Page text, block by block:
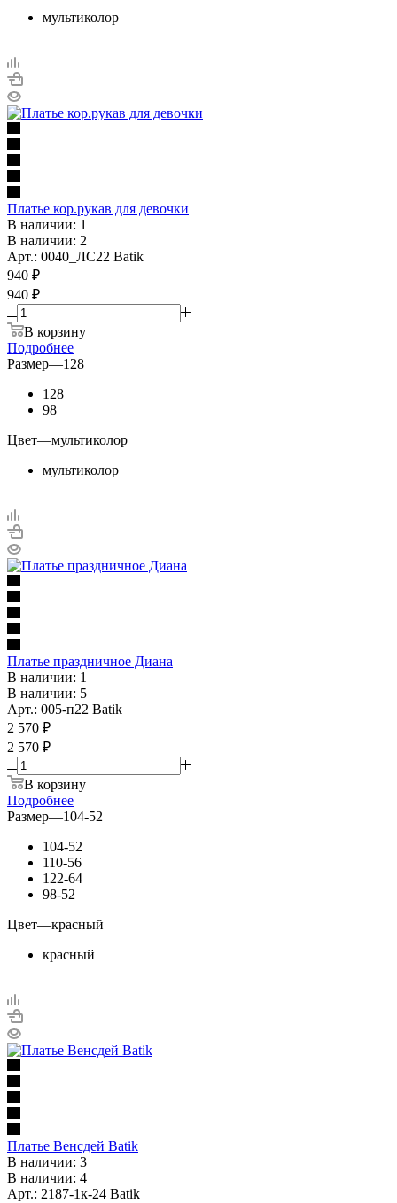
мультиколор
Платье кор.рукав для девочки
В наличии: 1
В наличии: 2
Арт.: 0040_ЛС22 Batik
940 ₽
940 ₽
В корзину
Подробнее
Размер—128
128
98
Цвет—мультиколор
мультиколор
Платье праздничное Диана
В наличии: 1
В наличии: 5
Арт.: 005-п22 Batik
2 570 ₽
2 570 ₽
В корзину
Подробнее
Размер—104-52
104-52
110-56
122-64
98-52
Цвет—красный
красный
Платье Венсдей Batik
В наличии: 3
В наличии: 4
Арт.: 2187-1к-24 Batik